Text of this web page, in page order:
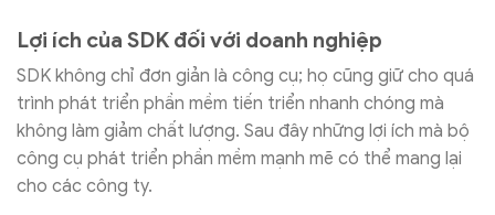
Lợi ích của SDK đối với doanh nghiệp
SDK không chỉ đơn giản là công cụ; họ cũng giữ cho quá
trình phát triển phần mềm tiến triển nhanh chóng mà
không làm giảm chất lượng. Sau đây những lợi ích mà bộ
công cụ phát triển phần mềm mạnh mẽ có thể mang lại
cho các công ty.